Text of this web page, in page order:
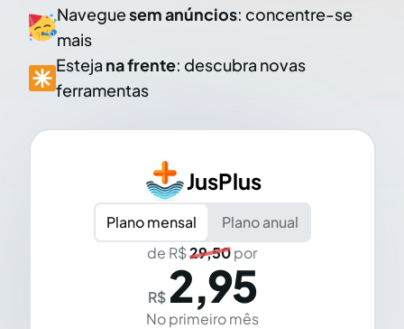
Naveguesem anúncios: concentre-se
mais
Esteja na frente: descubra novas
ferramentas
JusPlus
Plano mensal
Plano anual
de R$29,50por
R$ 2,95
No primeiro mês